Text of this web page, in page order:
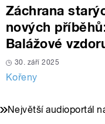
Záchrana
nových
Balážové
30. září 2025
Kořeny
Největší audioportál